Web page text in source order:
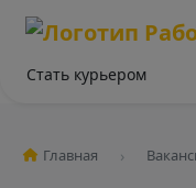
Стать курьером
Главная